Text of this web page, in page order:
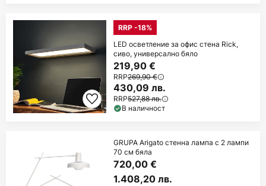
RRP -18%
LED осветление за офис стена Rick,
сиво, универсално бяло
219,90 €
RRP269,90 €
430,09 лв.
RRP527,88 лв.
В наличност
GRUPA Arigato стенна лампа с 2 лампи
70 см бяла
720,00 €
1.408,20 лв.